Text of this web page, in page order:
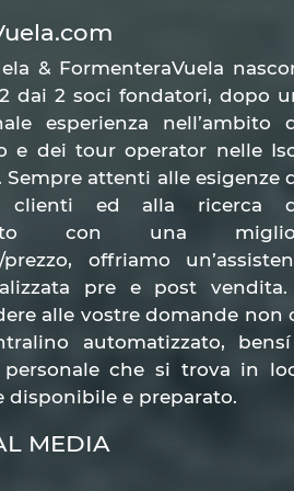
per ogni
di prenotare con Ibiza Vuela
Contrariamente a quanto
Bisogna studiare
impostare
personali.Tutti coloro che
ricettive perfette per famiglie
Esistono molte diverse
a
ci sono tantissime località
& FormenteraVuela
dai 2 soci fondatori, dopo
esperienza nell’ambito
e dei tour operator nelle
Sempre attenti alle esigenze
clienti ed alla ricerca
con una
offriamo
pre e post
alle vostre domande non
automatizzato,
che si trova in
disponibile e preparato.
MEDIA